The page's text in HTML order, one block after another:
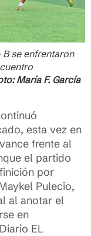
B se enfrentaron
María F. García
esta vez en
frente al
el partido
por
Pulecio,
al anotar el
en
EL